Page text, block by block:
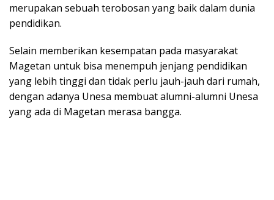
merupakan sebuah terobosan yang baik dalam dunia
pendidikan.
Selain memberikan kesempatan pada masyarakat
Magetan untuk bisa menempuh jenjang pendidikan
yang lebih tinggi dan tidak perlu jauh-jauh dari rumah,
dengan adanya Unesa membuat alumni-alumni Unesa
yang ada di Magetan merasa bangga.